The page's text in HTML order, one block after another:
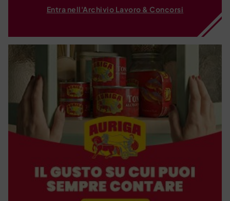
Entra nell'Archivio Lavoro & Concorsi